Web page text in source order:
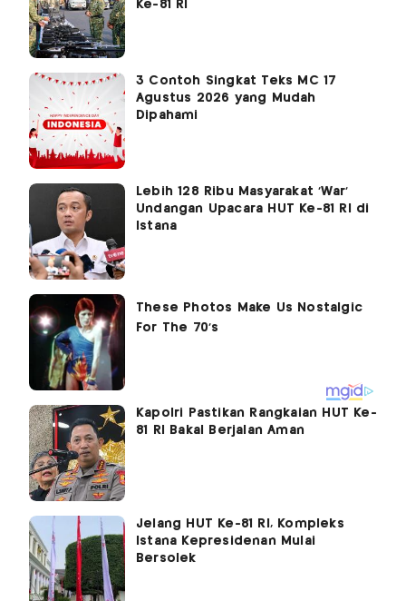
Ke-81 RI
3 Contoh Singkat Teks MC 17
Agustus 2026 yang Mudah
Dipahami
Lebih 128 Ribu Masyarakat 'War'
Undangan Upacara HUT Ke-81 RI di
Istana
Kapolri Pastikan Rangkaian HUT Ke-
81 RI Bakal Berjalan Aman
Jelang HUT Ke-81 RI, Kompleks
Istana Kepresidenan Mulai
Bersolek